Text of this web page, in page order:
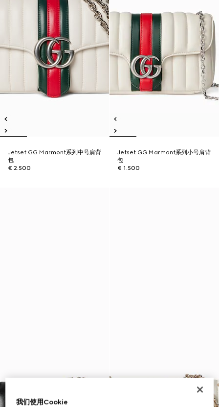
Jetset GG Marmont系列中号肩背
包
€ 2.500
Jetset GG Marmont系列小号肩背
包
€ 1.500
我们使用Cookie